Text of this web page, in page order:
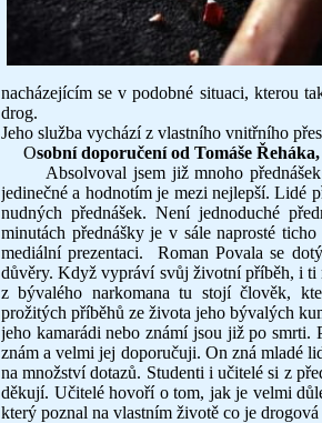
nacházejícím se v podobné situaci, kterou
drog.
Jeho služba vychází z vlastního vnitřního
Osobní doporučení od Tomáše
Absolvoval jsem již mnoho přednášek
jedinečné a hodnotím je mezi nejlepší. Lidé
nudných přednášek. Není jednoduché
minutách přednášky je v sále naprosté
mediální prezentaci. Roman Povala se
důvěry. Když vypráví svůj životní příběh, i ti
z bývalého narkomana tu stojí člověk,
prožitých příběhů ze života jeho bývalých
jeho kamarádi nebo známí jsou již po smrti.
znám a velmi jej doporučuji. On zná mladé
na množství dotazů. Studenti i učitelé si z
děkují. Učitelé hovoří o tom, jak je velmi
který poznal na vlastním životě co je drogová